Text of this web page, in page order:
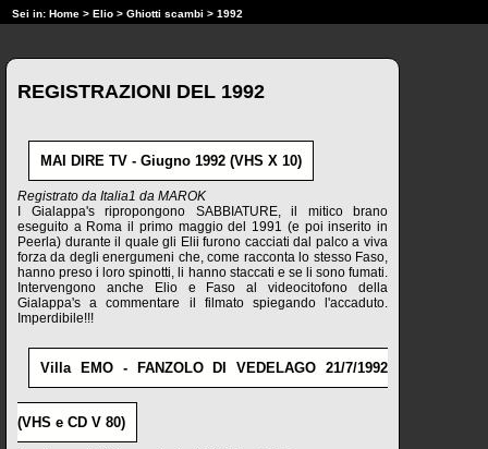
Sei in: Home > Elio > Ghiotti scambi > 1992
REGISTRAZIONI DEL 1992
MAI DIRE TV - Giugno 1992 (VHS X 10)
Registrato da Italia1 da MAROK
I Gialappa's ripropongono SABBIATURE, il mitico brano
eseguito a Roma il primo maggio del 1991 (e poi inserito in
Peerla) durante il quale gli Elii furono cacciati dal palco a viva
forza da degli energumeni che, come racconta lo stesso Faso,
hanno preso i loro spinotti, li hanno staccati e se li sono fumati.
Intervengono anche Elio e Faso al videocitofono della
Gialappa's a commentare il filmato spiegando l'accaduto.
Imperdibile!!!
Villa EMO - FANZOLO DI VEDELAGO 21/7/1992
(VHS e CD V 80)